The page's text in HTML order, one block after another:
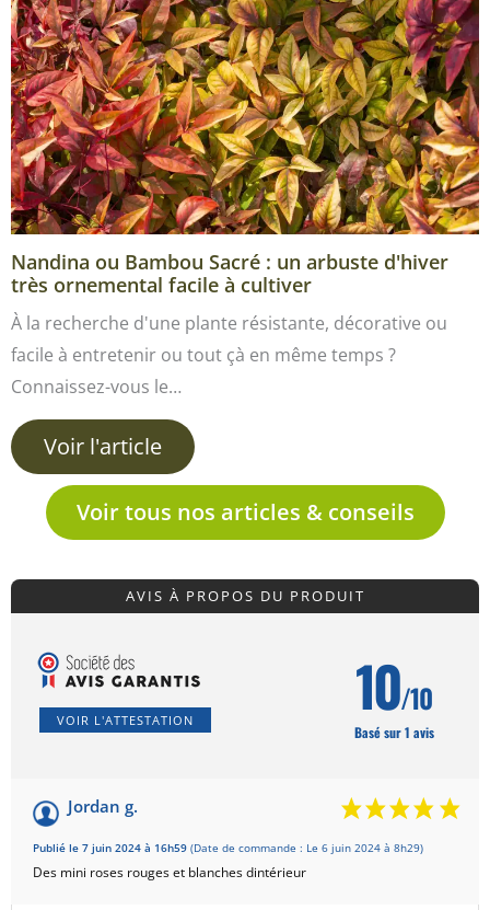
Nandina ou Bambou Sacré : un arbuste d'hiver
très ornemental facile à cultiver
À la recherche d'une plante résistante, décorative ou
facile à entretenir ou tout çà en même temps ?
Connaissez-vous le…
Voir l'article
Voir tous nos articles & conseils
AVIS À PROPOS DU PRODUIT
VOIR L'ATTESTATION 10/10
Basé sur 1 avis
Jordan g.
Publié le 7 juin 2024 à 16h59 (Date de commande : Le 6 juin 2024 à 8h29)
Des mini roses rouges et blanches dintérieur